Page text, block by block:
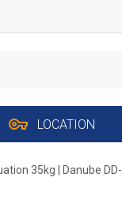
LOCATION
35kg | Danube DD-